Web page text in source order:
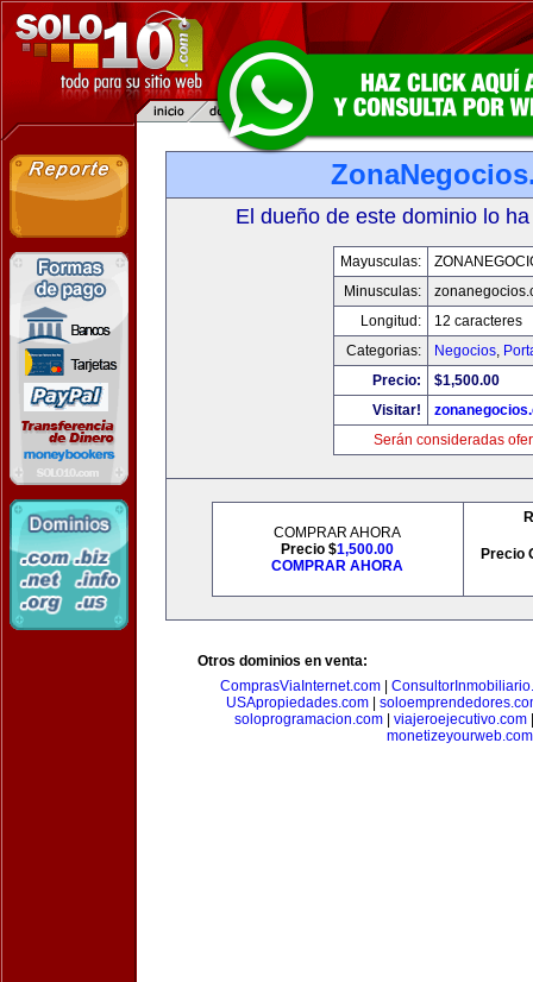
El dueño de este dominio lo
Mayusculas:
Minusculas:
Longitud:
12 caracteres
Categorias:
Negocios,
Precio:
$1,500.00
Visitar!
Serán consideradas
COMPRAR AHORA
Precio $1,500.00
COMPRAR AHORA
Precio
Otros dominios en venta:
ComprasViaInternet.com
USApropiedades.com
soloprogramacion.com
viajeroejecutivo.com
monetizeyourweb.com